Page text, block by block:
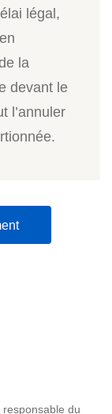
légal,
la
devant le
l’annuler
du